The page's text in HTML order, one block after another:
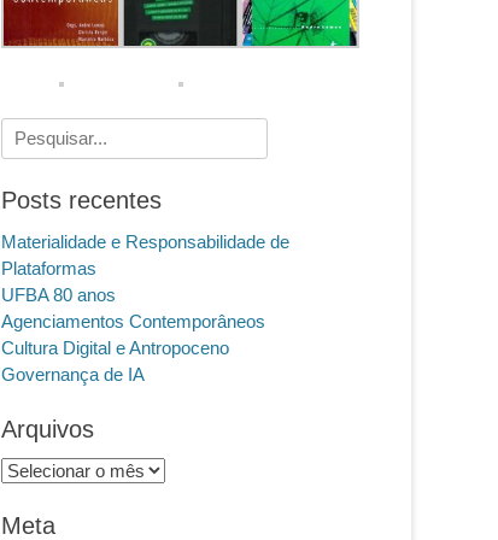
Pesquisar
por:
Posts recentes
Materialidade e Responsabilidade de
Plataformas
UFBA 80 anos
Agenciamentos Contemporâneos
Cultura Digital e Antropoceno
Governança de IA
Arquivos
Arquivos
Meta